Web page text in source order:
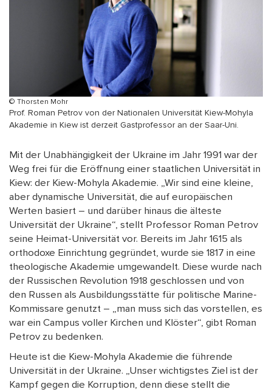
© Thorsten Mohr
Prof. Roman Petrov von der Nationalen Universität Kiew-Mohyla
Akademie in Kiew ist derzeit Gastprofessor an der Saar-Uni.
Mit der Unabhängigkeit der Ukraine im Jahr 1991 war der
Weg frei für die Eröffnung einer staatlichen Universität in
Kiew: der Kiew-Mohyla Akademie. „Wir sind eine kleine,
aber dynamische Universität, die auf europäischen
Werten basiert – und darüber hinaus die älteste
Universität der Ukraine“, stellt Professor Roman Petrov
seine Heimat-Universität vor. Bereits im Jahr 1615 als
orthodoxe Einrichtung gegründet, wurde sie 1817 in eine
theologische Akademie umgewandelt. Diese wurde nach
der Russischen Revolution 1918 geschlossen und von
den Russen als Ausbildungsstätte für politische Marine-
Kommissare genutzt – „man muss sich das vorstellen, es
war ein Campus voller Kirchen und Klöster“, gibt Roman
Petrov zu bedenken.
Heute ist die Kiew-Mohyla Akademie die führende
Universität in der Ukraine. „Unser wichtigstes Ziel ist der
Kampf gegen die Korruption, denn diese stellt die